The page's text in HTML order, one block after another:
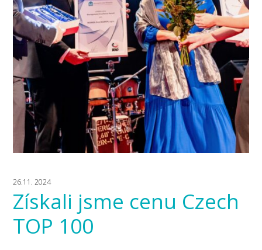
26.11. 2024
Získali jsme cenu Czech
TOP 100